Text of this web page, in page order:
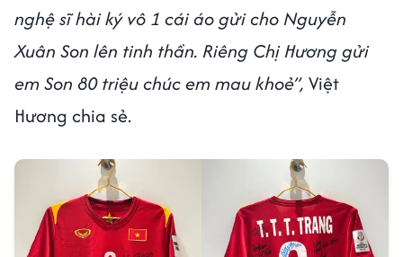
nghệ sĩ hài ký vô 1 cái áo gửi cho Nguyễn
Xuân Son lên tinh thần. Riêng Chị Hương gửi
em Son 80 triệu chúc em mau khoẻ”, Việt
Hương chia sẻ.